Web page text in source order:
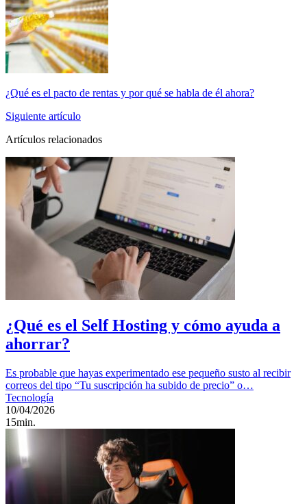
¿Qué es el pacto de rentas y por qué se habla de él ahora?
Siguiente artículo
Artículos relacionados
¿Qué es el Self Hosting y cómo ayuda a
ahorrar?
Es probable que hayas experimentado ese pequeño susto al recibir
correos del tipo “Tu suscripción ha subido de precio” o…
Tecnología
10/04/2026
15min.